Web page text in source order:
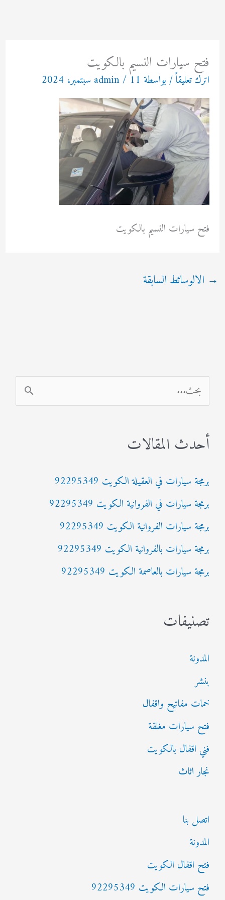
فتح سيارات النسيم بالكويت
اترك تعليقاً/ بواسطة admin/ 11 سبتمبر، 2024
فتح سيارات النسيم بالكويت
→ الالوسائط السابقة
ل
ح
ع
ن
:
أحدث المقالات
برمجة سيارات في العقيلة الكويت 92295349
برمجة سيارات في الفروانية الكويت 92295349
برمجة سيارات الفروانية الكويت 92295349
برمجة سيارات بالفروانية الكويت 92295349
برمجة سيارات بالعاصمة الكويت 92295349
تصنيفات
المدونة
بنشر
خمات مفاتيح واقفال
فتح سيارات مغلقة
فني اقفال بالكويت
نجار اثاث
اتصل بنا
المدونة
فتح اقفال الكويت
فتح سيارات الكويت 92295349